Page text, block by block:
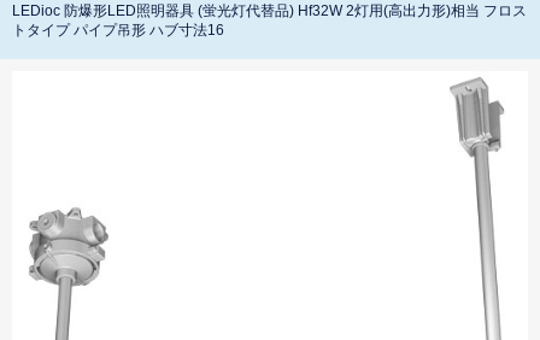
LEDioc 防爆形LED照明器具 (蛍光灯代替品) Hf32W 2灯用(高出力形)相当 フロス
トタイプ パイプ吊形 ハブ寸法16